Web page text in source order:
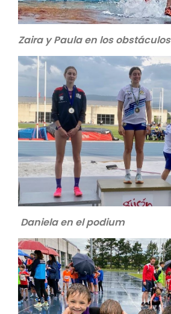
Zaira y Paula en los obstáculos
Daniela en el podium